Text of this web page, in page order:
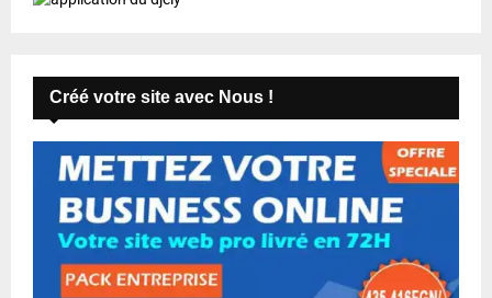
Créé votre site avec Nous !